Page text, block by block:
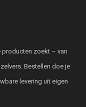
producten zoekt – van
Bestellen doe je
levering uit eigen